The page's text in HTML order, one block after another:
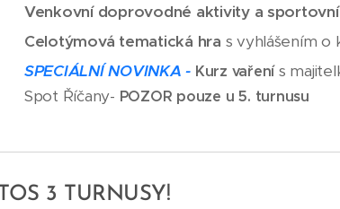
Venkovní doprovodné aktivitya
Celotýmová tematická hra s vyhlášením o
SPECIÁLNÍ NOVINKA - Kurz vařenís
Spot Říčany- POZOR pouze u 5. turnusu
3 TURNUSY!